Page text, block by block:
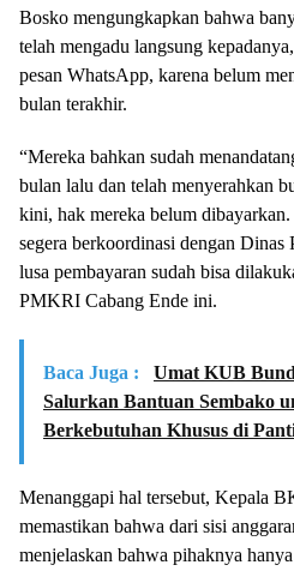
Bosko mengungkapkan bahwa
telah mengadu langsung
pesan WhatsApp, karena belum
bulan terakhir.
“Mereka bahkan sudah
bulan lalu dan telah menyerahkan
kini, hak mereka belum
segera berkoordinasi dengan
lusa pembayaran sudah bisa
PMKRI Cabang Ende ini.
Baca Juga :
Umat KUB
Salurkan Bantuan Sembako
Berkebutuhan Khusus di
Menanggapi hal tersebut, Kepala
memastikan bahwa dari sisi
menjelaskan bahwa pihaknya